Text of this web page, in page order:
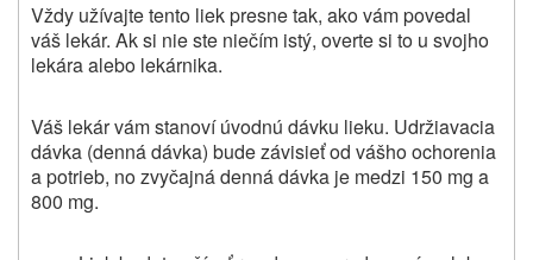
Vždy užívajtetento liekpresne tak, ako vám povedal
váš lekár. Ak si nie ste niečím istý, overte si to u svojho
lekára alebo lekárnika.
Váš lekár vám stanoví úvodnú dávku lieku. Udržiavacia
dávka (denná dávka) bude závisieť od vášho ochorenia
a potrieb, no zvyčajná denná dávka je medzi 150 mg a
800 mg.